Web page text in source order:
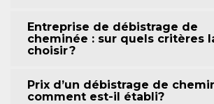
Entreprise de débistrage de
cheminée : sur quels critères
choisir ?
Prix d’un débistrage de
comment est-il établi?